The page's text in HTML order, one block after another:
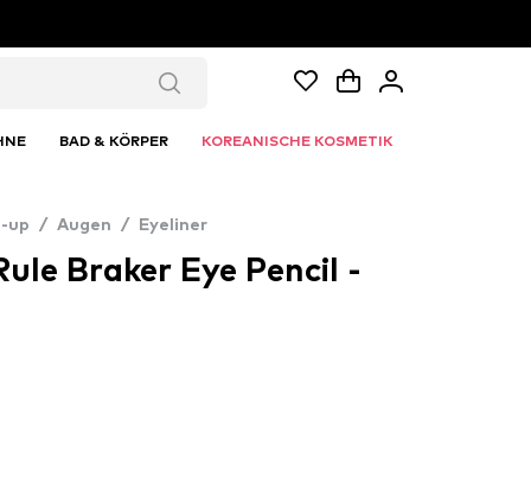
BAD & KÖRPER KOREANISCHE KOSMETIK
up / Augen / Eyeliner
Braker Eye Pencil -